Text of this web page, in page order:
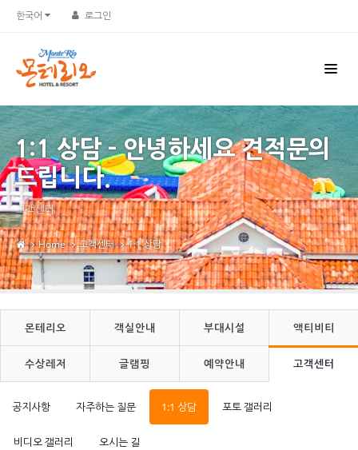
한국어 로그인
1:1 상담 - 안녕하세요 견적문의
드립니다.
고객센터
Home 고객센터 1:1 상담
몬테리오 객실안내 부대시설 액티비티
수상레저 글램핑 예약안내 고객센터
공지사항 자주하는 질문 1:1 상담 포토 갤러리
비디오 갤러리 오시는 길